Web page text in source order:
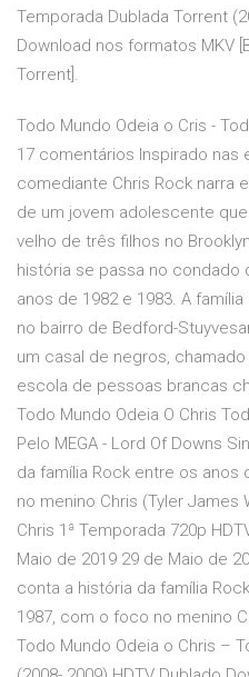
Temporada Dublada Torrent
Download nos formatos MKV
Torrent].
Todo Mundo Odeia o Cris -
17 comentários Inspirado nas
comediante Chris Rock narra
de um jovem adolescente
velho de três filhos no
história se passa no condado
anos de 1982 e 1983. A
no bairro de Bedford-
um casal de negros,
escola de pessoas brancas
Todo Mundo Odeia O Chris
Pelo MEGA - Lord Of Downs
da família Rock entre os anos
no menino Chris (Tyler James
Chris 1ª Temporada 720p
Maio de 2019 29 de Maio de
conta a história da família
1987, com o foco no menino
Todo Mundo Odeia o Chris –